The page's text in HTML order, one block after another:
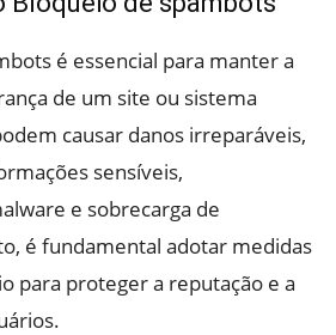
é essencial para manter a
de um site ou sistema
causar danos irreparáveis,
sensíveis,
e sobrecarga de
é fundamental adotar medidas
para proteger a reputação e a